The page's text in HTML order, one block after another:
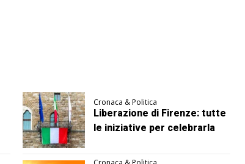
Cronaca & Politica
Liberazione di Firenze: tutte
le iniziative per celebrarla